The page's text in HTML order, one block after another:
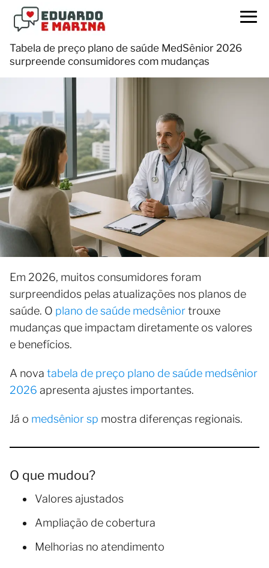
Tabela de preço plano de saúde MedSênior 2026
surpreende consumidores com mudanças
Em 2026, muitos consumidores foram
surpreendidos pelas atualizações nos planos de
saúde. O plano de saúde medsêniortrouxe
mudanças que impactam diretamente os valores
e benefícios.
A nova tabela de preço plano de saúde medsênior
2026 apresenta ajustes importantes.
Já o medsênior sp mostra diferenças regionais.
O que mudou?
Valores ajustados
Ampliação de cobertura
Melhorias no atendimento